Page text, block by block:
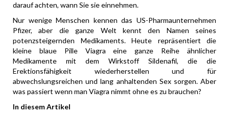
darauf achten, wann Sie sie einnehmen.
Nur wenige Menschen kennen das US-Pharmaunternehmen
Pfizer, aber die ganze Welt kennt den Namen seines
potenzsteigernden Medikaments. Heute repräsentiert die
kleine blaue Pille Viagra eine ganze Reihe ähnlicher
Medikamente mit dem Wirkstoff Sildenafil, die die
Erektionsfähigkeit wiederherstellen und für
abwechslungsreichen und lang anhaltenden Sex sorgen. Aber
was passiert wenn man Viagra nimmt ohne es zu brauchen?
In diesem Artikel